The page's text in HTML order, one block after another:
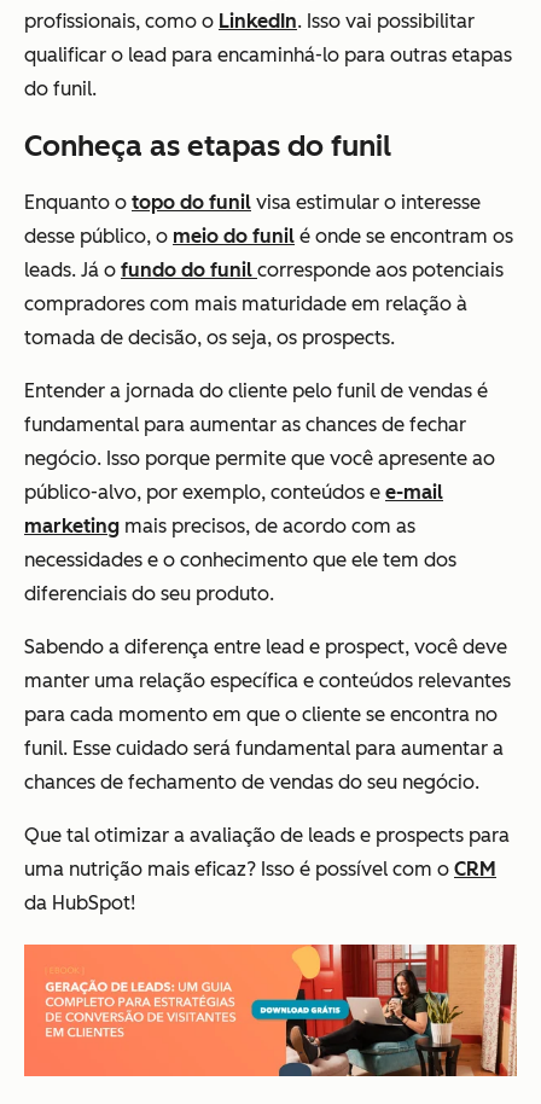
profissionais, como o LinkedIn. Isso vai possibilitar
qualificar o lead para encaminhá-lo para outras etapas
do funil.
Conheça as etapas do funil
Enquanto o topo do funil visa estimular o interesse
desse público, o meio do funil é onde se encontram os
leads. Já o fundo do funil corresponde aos potenciais
compradores com mais maturidade em relação à
tomada de decisão, os seja, os prospects.
Entender a jornada do cliente pelo funil de vendas é
fundamental para aumentar as chances de fechar
negócio. Isso porque permite que você apresente ao
público-alvo, por exemplo, conteúdos e e-mail
marketing mais precisos, de acordo com as
necessidades e o conhecimento que ele tem dos
diferenciais do seu produto.
Sabendo a diferença entre lead e prospect, você deve
manter uma relação específica e conteúdos relevantes
para cada momento em que o cliente se encontra no
funil. Esse cuidado será fundamental para aumentar a
chances de fechamento de vendas do seu negócio.
Que tal otimizar a avaliação de leads e prospects para
uma nutrição mais eficaz? Isso é possível com o CRM
da HubSpot!